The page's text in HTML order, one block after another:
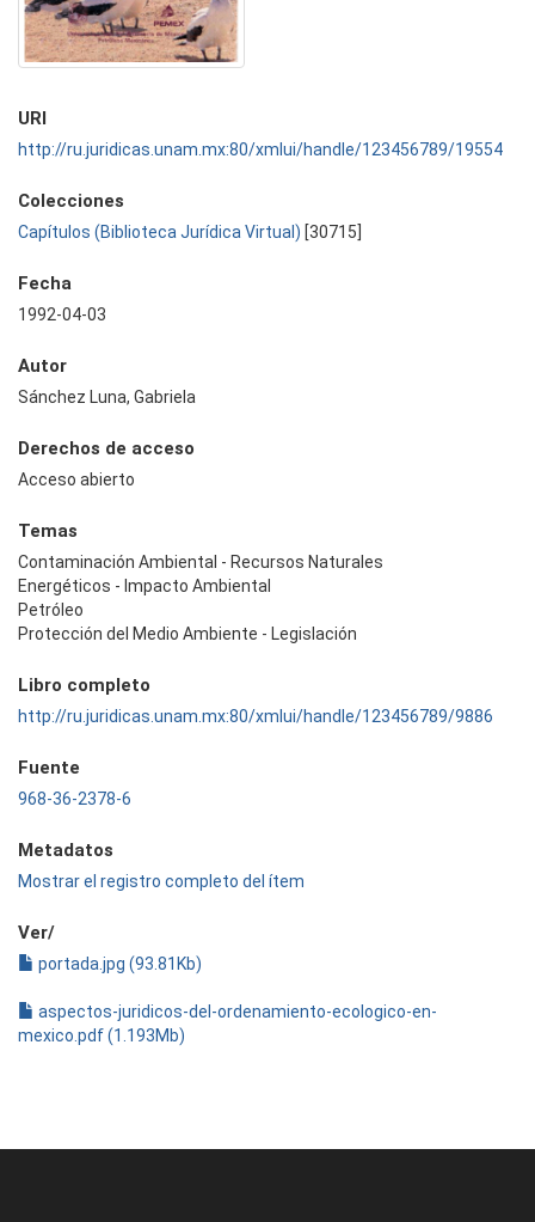
URI
http://ru.juridicas.unam.mx:80/xmlui/handle/123456789/19554
Colecciones
Capítulos (Biblioteca Jurídica Virtual) [30715]
Fecha
1992-04-03
Autor
Sánchez Luna, Gabriela
Derechos de acceso
Acceso abierto
Temas
Contaminación Ambiental - Recursos Naturales
Energéticos - Impacto Ambiental
Petróleo
Protección del Medio Ambiente - Legislación
Libro completo
http://ru.juridicas.unam.mx:80/xmlui/handle/123456789/9886
Fuente
968-36-2378-6
Metadatos
Mostrar el registro completo del ítem
Ver/
portada.jpg (93.81Kb)
aspectos-juridicos-del-ordenamiento-ecologico-en-
mexico.pdf (1.193Mb)